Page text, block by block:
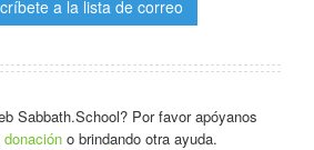
a la lista de correo
Sabbath.School? Por favor apóyanos
donacióno brindando otra ayuda.